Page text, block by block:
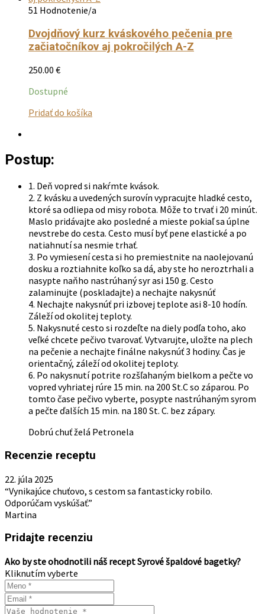
51 Hodnotenie/a
Dvojdňový kurz kváskového pečenia pre
začiatočníkov aj pokročilých A-Z
250.00 €
Dostupné
Pridať do košíka
si
môžete
vybrať
na
stránke
produktu.
Postup:
1. Deň vopred si nakŕmte kvások.
2. Z kvásku a uvedených surovín vypracujte hladké cesto,
ktoré sa odliepa od misy robota. Môže to trvať i 20 minút.
Maslo pridávajte ako posledné a mieste pokiaľ sa úplne
nevstrebe do cesta. Cesto musí byť pene elastické a po
natiahnutí sa nesmie trhať.
3. Po vymiesení cesta si ho premiestnite na naolejovanú
dosku a roztiahnite koľko sa dá, aby ste ho neroztrhali a
nasypte naňho nastrúhaný syr asi 150 g. Cesto
zalaminujte (poskladajte) a nechajte nakysnúť
4. Nechajte nakysnúť pri izbovej teplote asi 8-10 hodín.
Záleží od okolitej teploty.
5. Nakysnuté cesto si rozdeľte na diely podľa toho, ako
veľké chcete pečivo tvarovať. Vytvarujte, uložte na plech
na pečenie a nechajte finálne nakysnúť 3 hodiny. Čas je
orientačný, záleží od okolitej teploty.
6. Po nakysnutí potrite rozšľahaným bielkom a pečte vo
vopred vyhriatej rúre 15 min. na 200 St.C so záparou. Po
tomto čase pečivo vyberte, posypte nastrúhaným syrom
a pečte ďalších 15 min. na 180 St. C. bez zápary.
Dobrú chuť želá Petronela
Recenzie receptu
22. júla 2025
“Vynikajúce chuťovo, s cestom sa fantasticky robilo.
Odporúčam vyskúšať.”
Martina
Pridajte recenziu
Ako by ste ohodnotili náš recept Syrové špaldové bagetky?
Kliknutím vyberte